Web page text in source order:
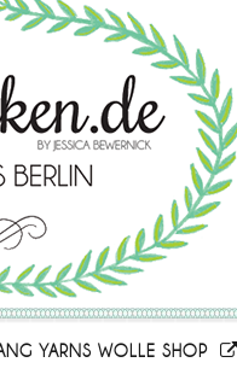
YARNS WOLLE SHOP